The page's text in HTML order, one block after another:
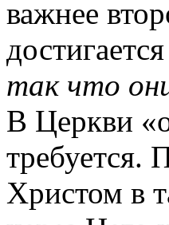
важнее
так что
В Церкви
требуется.
Христом в